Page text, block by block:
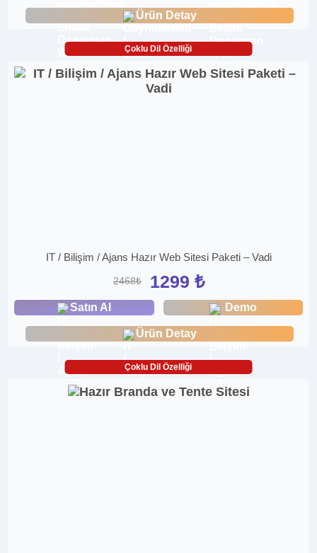
Ürün Detay
Çoklu Dil Özelliği
IT / Bilişim / Ajans Hazır Web Sitesi Paketi – Vadi
2468₺ 1299 ₺
Satın Al Demo
Ürün Detay
Çoklu Dil Özelliği